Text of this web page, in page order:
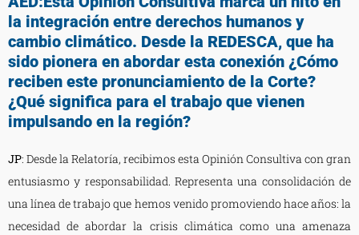
la integración entre derechos humanos y
cambio climático. Desde la REDESCA, que ha
sido pionera en abordar esta conexión ¿Cómo
reciben este pronunciamiento de la Corte?
¿Qué significa para el trabajo que vienen
impulsando en la región?
JP: Desde la Relatoría, recibimos esta Opinión Consultiva con gran
entusiasmo y responsabilidad. Representa una consolidación de
una línea de trabajo que hemos venido promoviendo hace años: la
necesidad de abordar la crisis climática como una amenaza